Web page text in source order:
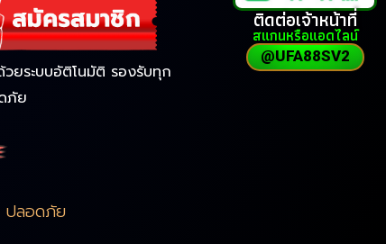
ยระบบอัติโนมัติ รองรับทุก
ภัย
ปลอดภัย
ติดต่อเจ้าหน้าที่
สแกนหรือแอดไลน์
@UFA88SV2